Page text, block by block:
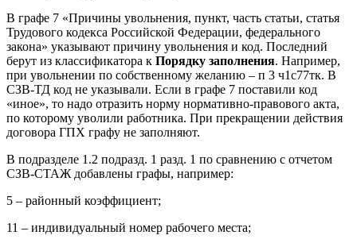
В графе 7 «Причины увольнения, пункт, часть статьи, статья
Трудового кодекса Российской Федерации, федерального
закона» указывают причину увольнения и код. Последний
берут из классификатора к Порядку заполнения. Например,
при увольнении по собственному желанию – п 3 ч1с77тк. В
СЗВ-ТД код не указывали. Если в графе 7 поставили код
«иное», то надо отразить норму нормативно-правового акта,
по которому уволили работника. При прекращении действия
договора ГПХ графу не заполняют.
В подразделе 1.2 подразд. 1 разд. 1 по сравнению с отчетом
СЗВ-СТАЖ добавлены графы, например:
5 – районный коэффициент;
11 – индивидуальный номер рабочего места;